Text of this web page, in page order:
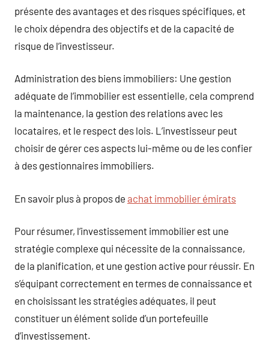
présente des avantages et des risques spécifiques, et
le choix dépendra des objectifs et de la capacité de
risque de l’investisseur.
Administration des biens immobiliers: Une gestion
adéquate de l’immobilier est essentielle, cela comprend
la maintenance, la gestion des relations avec les
locataires, et le respect des lois. L’investisseur peut
choisir de gérer ces aspects lui-même ou de les confier
à des gestionnaires immobiliers.
En savoir plus à propos de achat immobilier émirats
Pour résumer, l’investissement immobilier est une
stratégie complexe qui nécessite de la connaissance,
de la planification, et une gestion active pour réussir. En
s’équipant correctement en termes de connaissance et
en choisissant les stratégies adéquates, il peut
constituer un élément solide d’un portefeuille
d’investissement.